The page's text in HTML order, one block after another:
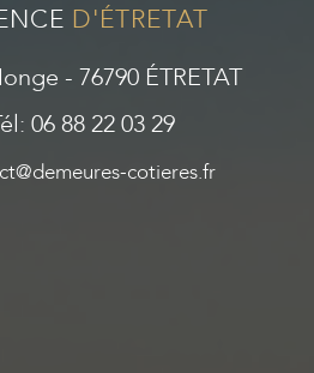
D'ÉTRETAT
- 76790 ÉTRETAT
06 88 22 03 29
cotieres.fr